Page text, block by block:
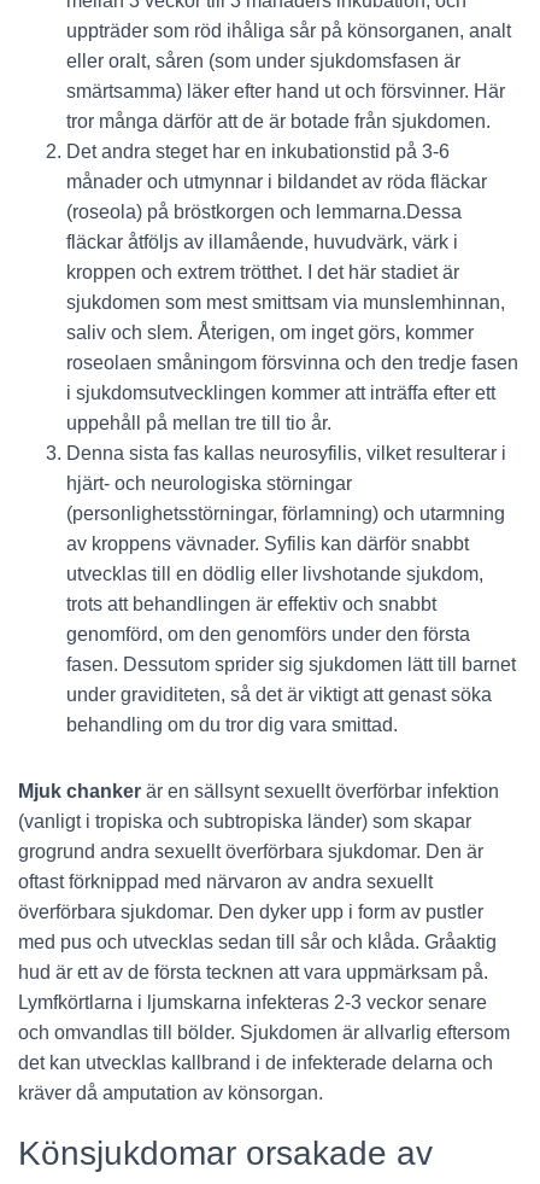
uppträder som röd ihåliga sår på könsorganen, analt
eller oralt, såren (som under sjukdomsfasen är
smärtsamma) läker efter hand ut och försvinner. Här
tror många därför att de är botade från sjukdomen.
Det andra steget har en inkubationstid på 3-6
månader och utmynnar i bildandet av röda fläckar
(roseola) på bröstkorgen och lemmarna.Dessa
fläckar åtföljs av illamående, huvudvärk, värk i
kroppen och extrem trötthet. I det här stadiet är
sjukdomen som mest smittsam via munslemhinnan,
saliv och slem. Återigen, om inget görs, kommer
roseolaen småningom försvinna och den tredje fasen
i sjukdomsutvecklingen kommer att inträffa efter ett
uppehåll på mellan tre till tio år.
Denna sista fas kallas neurosyfilis, vilket resulterar i
hjärt- och neurologiska störningar
(personlighetsstörningar, förlamning) och utarmning
av kroppens vävnader. Syfilis kan därför snabbt
utvecklas till en dödlig eller livshotande sjukdom,
trots att behandlingen är effektiv och snabbt
genomförd, om den genomförs under den första
fasen. Dessutom sprider sig sjukdomen lätt till barnet
under graviditeten, så det är viktigt att genast söka
behandling om du tror dig vara smittad.
Mjuk chanker är en sällsynt sexuellt överförbar infektion
(vanligt i tropiska och subtropiska länder) som skapar
grogrund andra sexuellt överförbara sjukdomar. Den är
oftast förknippad med närvaron av andra sexuellt
överförbara sjukdomar. Den dyker upp i form av pustler
med pus och utvecklas sedan till sår och klåda. Gråaktig
hud är ett av de första tecknen att vara uppmärksam på.
Lymfkörtlarna i ljumskarna infekteras 2-3 veckor senare
och omvandlas till bölder. Sjukdomen är allvarlig eftersom
det kan utvecklas kallbrand i de infekterade delarna och
kräver då amputation av könsorgan.
Könsjukdomar orsakade av